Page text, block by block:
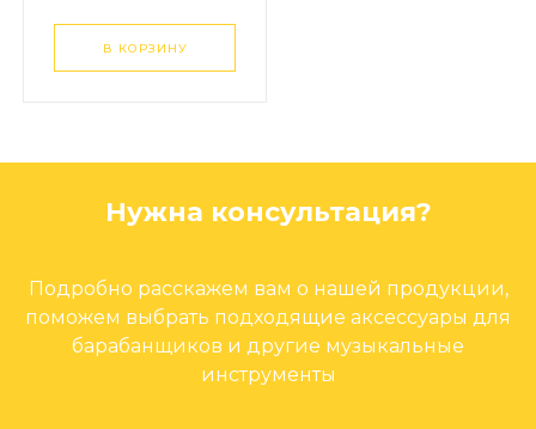
В КОРЗИНУ
Нужна консультация?
Подробно расскажем вам о нашей продукции,
поможем выбрать подходящие аксессуары для
барабанщиков и другие музыкальные
инструменты